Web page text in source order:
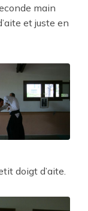
main
et juste en
doigt d’aite.